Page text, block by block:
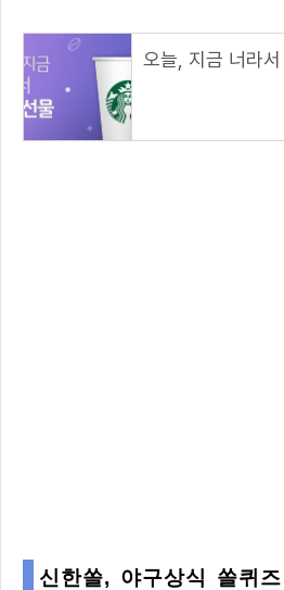
오늘, 지금 너라
신한쏠, 야구상식 쏠퀴즈